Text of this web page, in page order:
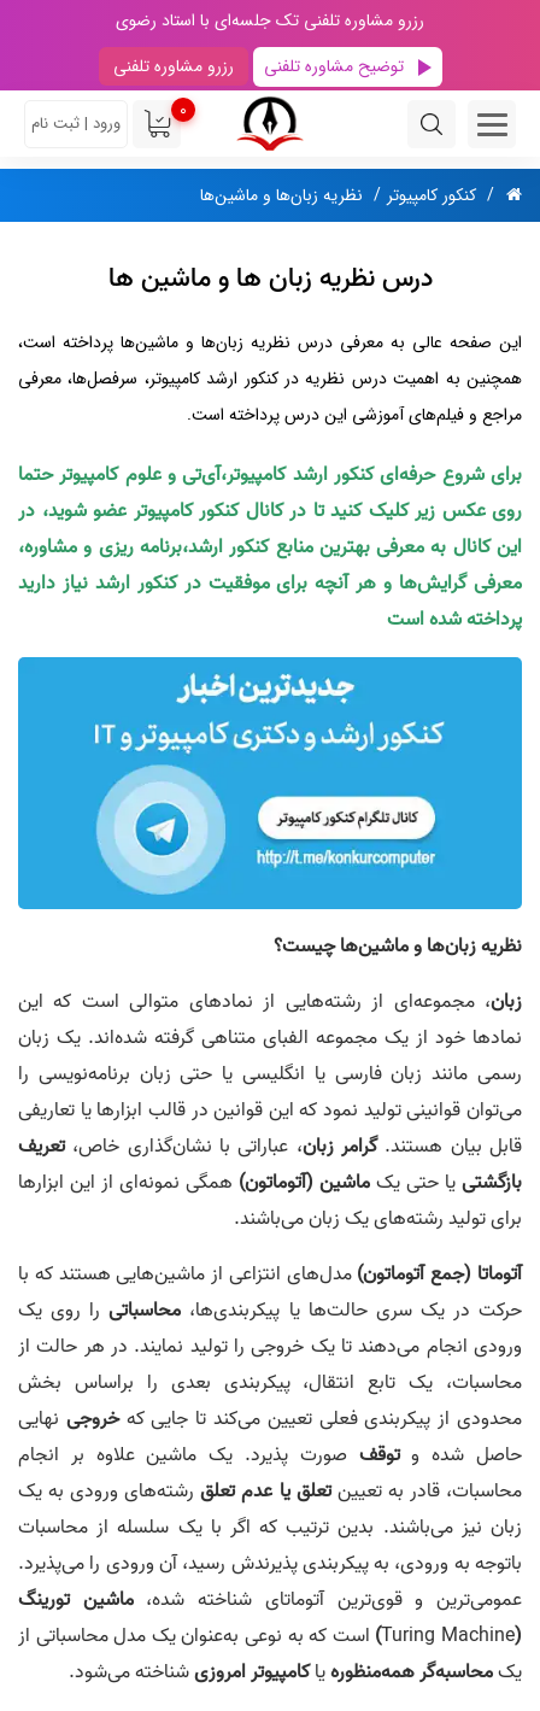
رزرو مشاوره تلفنی تک جلسه‌ای با استاد رضوی
توضیح مشاوره تلفنی
رزرو مشاوره تلفنی
0
ورود | ثبت نام
کنکور کامپیوتر نظریه زبان‌ها و ماشین‌ها
درس نظریه زبان ها و ماشین ها
این صفحه عالی به معرفی درس نظریه زبان‌ها و ماشین‌ها پرداخته است،
همچنین به اهمیت درس نظریه در کنکور ارشد کامپیوتر، سرفصل‌ها، معرفی
مراجع و فیلم‌های آموزشی این درس پرداخته است.
برای شروع حرفه‌ای کنکور ارشد کامپیوتر،آی‌تی و علوم کامپیوتر حتما
روی عکس زیر کلیک کنید تا در کانال کنکور کامپیوتر عضو شوید، در
این کانال به معرفی بهترین منابع کنکور ارشد،برنامه ریزی و مشاوره،
معرفی گرایش‌ها و هر آنچه برای موفقیت در کنکور ارشد نیاز دارید
پرداخته شده است
نظریه زبان‌ها و ماشین‌ها چیست؟
زبان، مجموعه‌ای از رشته‌هایی از نمادهای متوالی است که این
نمادها خود از یک مجموعه الفبای متناهی گرفته شده‌اند. یک زبان
رسمی مانند زبان فارسی یا انگلیسی یا حتی زبان برنامه‌نویسی را
می‌توان قوانینی تولید نمود که این قوانین در قالب ابزارها یا تعاریفی
قابل بیان هستند.گرامر زبان، عباراتی با نشان‌گذاری خاص،تعریف
بازگشتییا حتی یکماشین (آتوماتون) همگی نمونه‌ای از این ابزارها
برای تولید رشته‌های یک زبان می‌باشند.
آتوماتا (جمع آتوماتون‌)مدل‌های انتزاعی از ماشین‌هایی هستند که با
حرکت در یک سری حالت‌ها یا پیکربندی‌ها، محاسباتیرا روی یک
ورودی انجام می‌دهند تا یک خروجی را تولید نمایند. در هر حالت از
محاسبات، یک تابع انتقال، پیکربندی بعدی را براساس بخش
محدودی از پیکربندی فعلی تعیین می‌کند تا جایی کهخروجی نهایی
حاصل شده وتوقفصورت پذیرد. یک ماشین علاوه‌ بر انجام
محاسبات، قادر به تعیینتعلق یا عدم تعلق رشته‌های ورودی به یک
زبان نیز می‌باشند. بدین ترتیب که اگر با یک سلسله از محاسبات
باتوجه به ورودی، به پیکربندی پذیرندش رسید، آن ورودی را می‌پذیرد.
عمومی‌ترین و قوی‌ترین آتوماتای شناخته شده،ماشین تورینگ
(
Turing Machine
) است که به نوعی به‌عنوان یک مدل محاسباتی از
یکمحاسبه‌گر همه‌منظورهیاکامپیوتر امروزیشناخته می‌شود.